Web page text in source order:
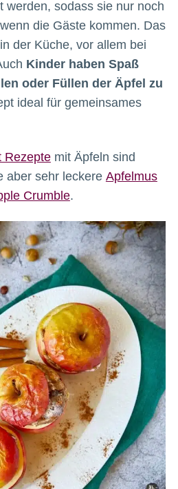
werden, sodass sie nur noch
die Gäste kommen. Das
der Küche, vor allem bei
Kinder haben Spaß
oder Füllen der Äpfel zu
ideal für gemeinsames
Rezeptemit Äpfeln sind
aber sehr leckere Apfelmus
Crumble.